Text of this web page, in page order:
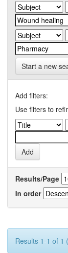
Start a new
Add filters:
Use filters to
Results/Page
In order
Results 1-1 of 1